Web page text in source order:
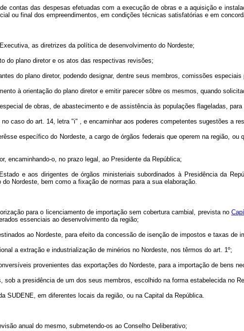
das despesas efetuadas com a execução de obras e a aquisição e
ou final dos empreendimentos, em condições técnicas satisfatórias e em
as diretrizes da política de desenvolvimento do Nordeste;
plano diretor e os atos das respectivas revisões;
do plano diretor, podendo designar, dentre seus membros, comissões especiais
à orientação do plano diretor e emitir parecer sôbre os mesmos, quando
de obras, de abastecimento e de assistência às populações flageladas, para
do art. 14, letra "i" , e encaminhar aos poderes competentes sugestões a
específico do Nordeste, a cargo de órgãos federais que operem na região, ou
o, no prazo legal, ao Presidente da República;
e aos dirigentes de órgãos ministeriais subordinados à Presidência da
Nordeste, bem como a fixação de normas para a sua elaboração.
para o licenciamento de importação sem cobertura cambial, prevista no
essenciais ao desenvolvimento da região;
ao Nordeste, para efeito da concessão de isenção de impostos e taxas de
a extração e industrialização de minérios no Nordeste, nos têrmos do art. 1º;
provenientes das exportações do Nordeste, para a importação de bens
a presidência de um dos seus membros, escolhido na forma estabelecida no
em diferentes locais da região, ou na Capital da República.
anual do mesmo, submetendo-os ao Conselho Deliberativo;